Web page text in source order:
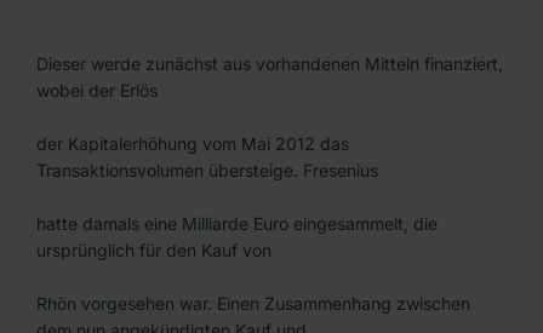
Dieser werde zunächst aus vorhandenen Mitteln finanziert,
wobei der Erlös
der Kapitalerhöhung vom Mai 2012 das
Transaktionsvolumen übersteige. Fresenius
hatte damals eine Milliarde Euro eingesammelt, die
ursprünglich für den Kauf von
Rhön vorgesehen war. Einen Zusammenhang zwischen